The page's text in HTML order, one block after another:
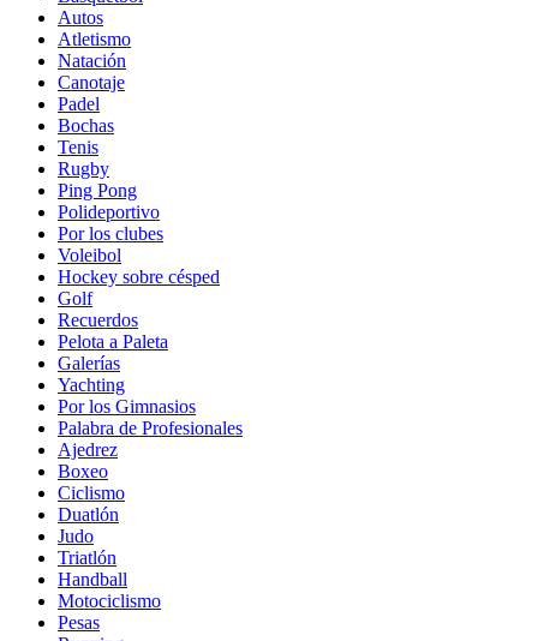
Autos
Atletismo
Natación
Canotaje
Padel
Bochas
Tenis
Rugby
Ping Pong
Polideportivo
Por los clubes
Voleibol
Hockey sobre césped
Golf
Recuerdos
Pelota a Paleta
Galerías
Yachting
Por los Gimnasios
Palabra de Profesionales
Ajedrez
Boxeo
Ciclismo
Duatlón
Judo
Triatlón
Handball
Motociclismo
Pesas